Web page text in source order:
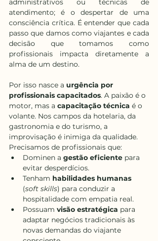
administrativos ou técnicas de
atendimento; é o despertar de uma
consciência crítica. É entender que cada
passo que damos como viajantes e cada
decisão que tomamos como
profissionais impacta diretamente a
alma de um destino.
Por isso nasce a urgência por
profissionais capacitados. A paixão é o
motor, mas a capacitação técnica é o
volante. Nos campos da hotelaria, da
gastronomia e do turismo, a
improvisação é inimiga da qualidade.
Precisamos de profissionais que:
Dominen a gestão eficiente para
evitar desperdícios.
Tenham habilidades humanas
(soft skills) para conduzir a
hospitalidade com empatia real.
Possuam visão estratégica para
adaptar negócios tradicionais às
novas demandas do viajante